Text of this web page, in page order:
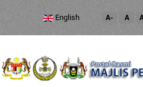
English A- A